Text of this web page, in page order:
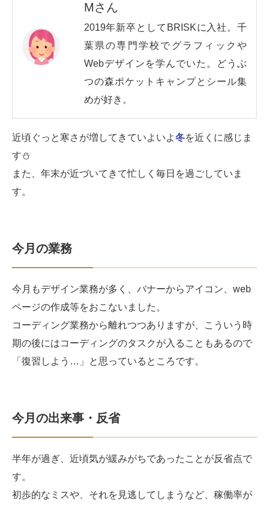
Mさん
2019年新卒としてBRISKに入社。 千
葉県の専門学校でグラフィックや
Webデザインを学んでいた。
どうぶ
つの森ポケットキャンプとシール集
めが好き。
近頃ぐっと寒さが増してきていよいよ冬を近くに感じま
す⛄
また、年末が近づいてきて忙しく毎日を過ごしていま
す。
今月の業務
今月もデザイン業務が多く、バナーからアイコン、web
ページの作成等をおこないました。
コーディング業務から離れつつありますが、こういう時
期の後にはコーディングのタスクが入ることもあるので
「復習しよう…」と思っているところです。
今月の出来事・反省
半年が過ぎ、近頃気が緩みがちであったことが反省点で
す。
初歩的なミスや、それを見逃してしまうなど、稼働率が